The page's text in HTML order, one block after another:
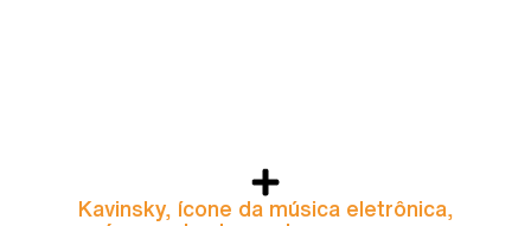
Kavinsky, ícone da música eletrônica,